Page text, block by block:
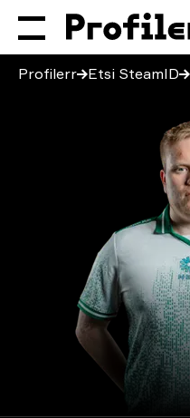
Profilerr Etsi SteamID